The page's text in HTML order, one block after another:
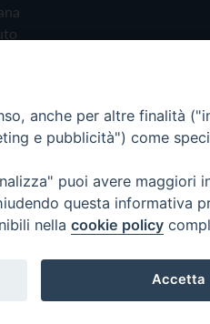
anche per altre finalità
e pubblicità") come
puoi avere maggiori
questa informativa
nella cookie policy
Accetta